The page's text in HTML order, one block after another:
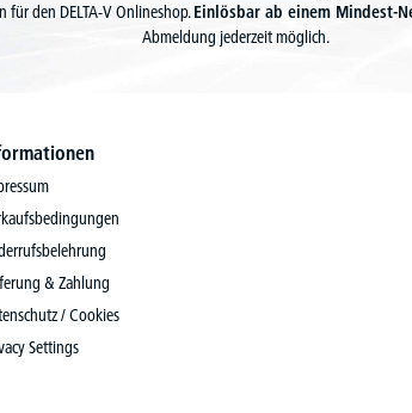
für den DELTA-V Onlineshop.Einlösbar ab einem Mindest-
Abmeldung jederzeit möglich.
& Zahlung
/ Cookies
Settings